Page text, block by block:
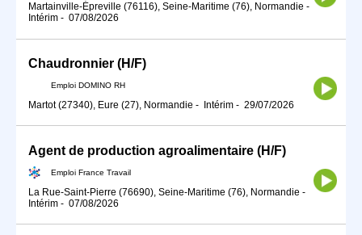
Martainville-Épreville (76116), Seine-Maritime (76), Normandie -
Intérim - 07/08/2026
Chaudronnier (H/F)
Emploi DOMINO RH
Martot (27340), Eure (27), Normandie - Intérim - 29/07/2026
Agent de production agroalimentaire (H/F)
Emploi France Travail
La Rue-Saint-Pierre (76690), Seine-Maritime (76), Normandie -
Intérim - 07/08/2026